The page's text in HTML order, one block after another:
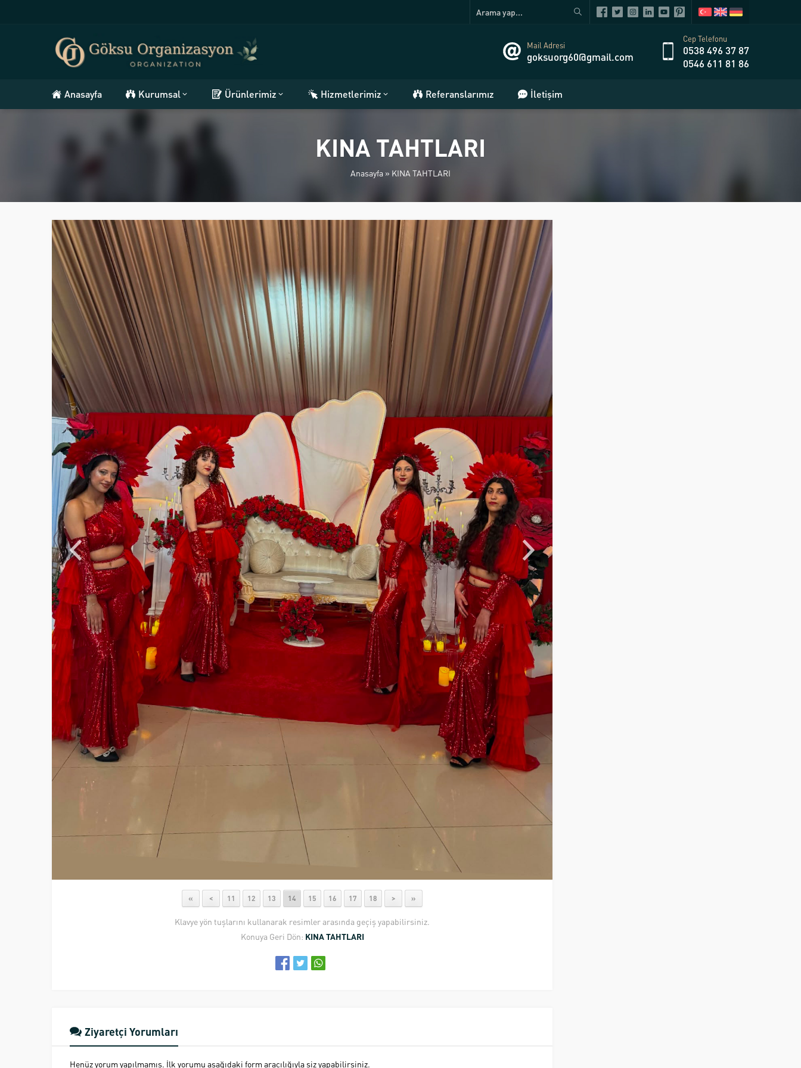
Mail Adresi
goksuorg60@gmail.com
Cep Telefonu
0538 496 37 87
0546 611 81 86
Anasayfa Kurumsal Ürünlerimiz Hizmetlerimiz Referanslarımız İletişim
KINA TAHTLARI
Anasayfa » KINA TAHTLARI
« < 11 12 13 14 15 16 17 18 > »
Klavye yön tuşlarını kullanarak resimler arasında geçiş yapabilirsiniz.
Konuya Geri Dön: KINA TAHTLARI
Ziyaretçi Yorumları
Henüz yorum yapılmamış. İlk yorumu aşağıdaki form aracılığıyla siz yapabilirsiniz.